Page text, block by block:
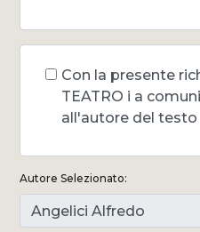
Con la presente
TEATRO i a
all'autore del testo
Autore Selezionato: